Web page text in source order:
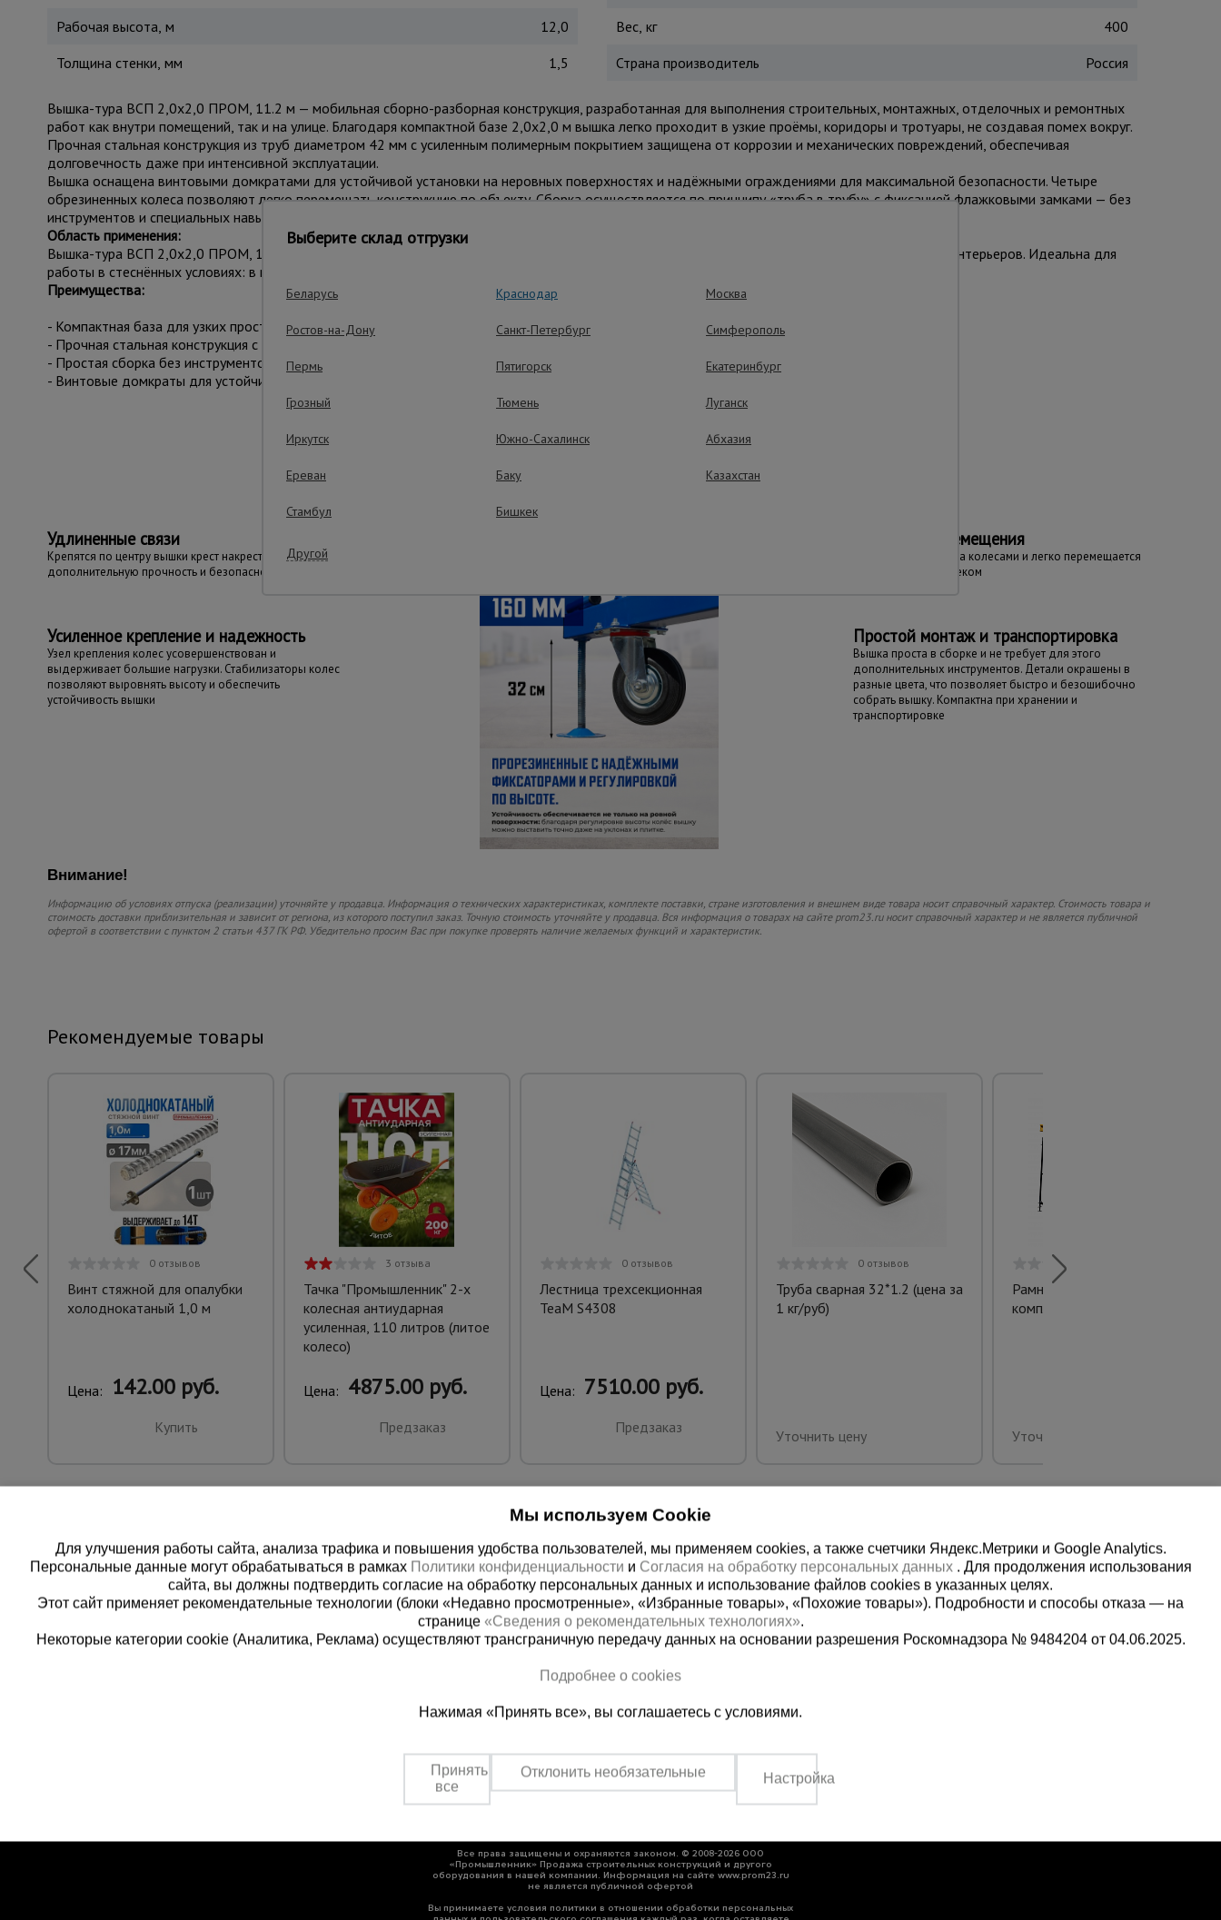
Рабочая высота, м
12,0
Толщина стенки, мм
1,5
Вес, кг
400
Страна производитель
Россия
Вышка-тура ВСП 2,0x2,0 ПРОМ, 11.2 м — мобильная сборно-разборная конструкция, разработанная для выполнения строительных, монтажных, отделочных и ремонтных
работ как внутри помещений, так и на улице. Благодаря компактной базе 2,0x2,0 м вышка легко проходит в узкие проёмы, коридоры и тротуары, не создавая помех вокруг.
Прочная стальная конструкция из труб диаметром 42 мм с усиленным полимерным покрытием защищена от коррозии и механических повреждений, обеспечивая
долговечность даже при интенсивной эксплуатации.
Вышка оснащена винтовыми домкратами для устойчивой установки на неровных поверхностях и надёжными ограждениями для максимальной безопасности. Четыре
обрезиненных колеса позволяют легко перемещать конструкцию по объекту. Сборка осуществляется по принципу «труба в трубу» с фиксацией флажковыми замками — без
инструментов и специальных навыков. Грузоподъёмность до 250 кг обеспечивает комфортную работу с инструментами и материалами.
Область применения:
Вышка-тура ВСП 2,0x2,0 ПРОМ, 11.2 м применяется в строительстве, ремонте, монтаже вентиляции, освещения, рекламы, отделке фасадов и интерьеров. Идеальна для
работы в стеснённых условиях: в подъездах, коридорах, на лестничных площадках и узких проходах.
Преимущества:
- Компактная база для узких пространств.
- Прочная стальная конструкция с антикоррозийным покрытием.
- Простая сборка без инструментов.
- Винтовые домкраты для устойчивости на неровностях.
Важные преимущества – эффективная работа
Удлиненные связи
Крепятся по центру вышки крест накрест, обеспечивают
дополнительную прочность и безопасность
Усиленное крепление и надежность
Узел крепления колес усовершенствован и
выдерживает большие нагрузки. Стабилизаторы колес
позволяют выровнять высоту и обеспечить
устойчивость вышки
Простота перемещения
Вышка оборудована колесами и легко перемещается
даже одним человеком
Простой монтаж и транспортировка
Вышка проста в сборке и не требует для этого
дополнительных инструментов. Детали окрашены в
разные цвета, что позволяет быстро и безошибочно
собрать вышку. Компактна при хранении и
транспортировке
Внимание!
Информацию об условиях отпуска (реализации) уточняйте у продавца. Информация о технических характеристиках, комплекте поставки, стране изготовления и внешнем виде товара носит справочный характер. Стоимость товара и
стоимость доставки приблизительная и зависит от региона, из которого поступил заказ. Точную стоимость уточняйте у продавца. Вся информация о товарах на сайте prom23.ru носит справочный характер и не является публичной
офертой в соответствии с пунктом 2 статьи 437 ГК РФ. Убедительно просим Вас при покупке проверять наличие желаемых функций и характеристик.
Рекомендуемые товары
0 отзывов
Винт стяжной для опалубки
холоднокатаный 1,0 м
Цена: 142.00 руб.
Купить
3 отзыва
Тачка "Промышленник" 2-х
колесная антиударная
усиленная, 110 литров (литое
колесо)
Цена: 4875.00 руб.
Предзаказ
0 отзывов
Лестница трехсекционная
TeaM S4308
Цена: 7510.00 руб.
Предзаказ
0 отзывов
Труба сварная 32*1.2 (цена за
1 кг/руб)
Уточнить цену
Рамная клиновая опалубка
комплект
Уточнить цену
8 (800) 200-25-90
Заказать звонок
+7 (861) 225-00-90
Заказать звонок
Вс: выходной
Мы в социальных сетях:
Все права защищены и охраняются законом. © 2008-2026 ООО
«Промышленник» Продажа строительных конструкций и другого
оборудования в нашей компании. Информация на сайте www.prom23.ru
не является публичной офертой
Вы принимаете условия политики в отношении обработки персональных
Выберите склад отгрузки
Беларусь Краснодар Москва
Ростов-на-Дону Санкт-Петербург Симферополь
Пермь Пятигорск Екатеринбург
Грозный Тюмень Луганск
Иркутск Южно-Сахалинск Абхазия
Ереван Баку Казахстан
Стамбул Бишкек
Другой
Мы используем Cookie
Для улучшения работы сайта, анализа трафика и повышения удобства пользователей, мы применяем cookies, а также счетчики Яндекс.Метрики и Google Analytics.
Персональные данные могут обрабатываться в рамках Политики конфиденциальности и Согласия на обработку персональных данных . Для продолжения использования
сайта, вы должны подтвердить согласие на обработку персональных данных и использование файлов cookies в указанных целях.
Этот сайт применяет рекомендательные технологии (блоки «Недавно просмотренные», «Избранные товары», «Похожие товары»). Подробности и способы отказа — на
странице «Сведения о рекомендательных технологиях».
Некоторые категории cookie (Аналитика, Реклама) осуществляют трансграничную передачу данных на основании разрешения Роскомнадзора № 9484204 от 04.06.2025.
Подробнее о cookies
Нажимая «Принять все», вы соглашаетесь с условиями.
Принять
все
Отклонить необязательные Настройка